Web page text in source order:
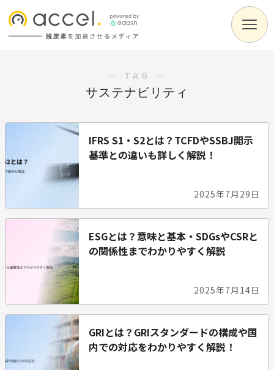
― TAG ―
サステナビリティ
IFRS S1・S2とは？TCFDやSSBJ開示
基準との違いも詳しく解説！
2025年7月29日
ESGとは？意味と基本・SDGsやCSRと
の関係性までわかりやすく解説
2025年7月14日
GRIとは？GRIスタンダードの構成や国
内での対応をわかりやすく解説！